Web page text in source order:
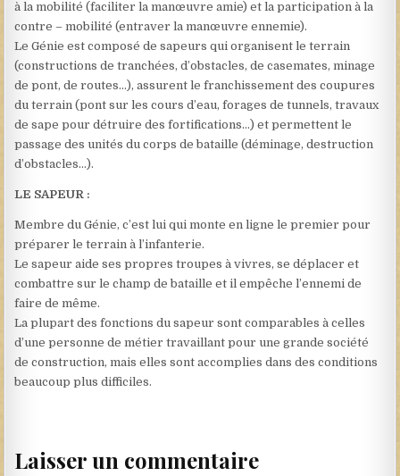
à la mobilité (faciliter la manœuvre amie) et la participation à la
contre – mobilité (entraver la manœuvre ennemie).
Le Génie est composé de sapeurs qui organisent le terrain
(constructions de tranchées, d’obstacles, de casemates, minage
de pont, de routes…), assurent le franchissement des coupures
du terrain (pont sur les cours d’eau, forages de tunnels, travaux
de sape pour détruire des fortifications…) et permettent le
passage des unités du corps de bataille (déminage, destruction
d’obstacles…).
LE SAPEUR :
Membre du Génie, c’est lui qui monte en ligne le premier pour
préparer le terrain à l’infanterie.
Le sapeur aide ses propres troupes à vivres, se déplacer et
combattre sur le champ de bataille et il empêche l’ennemi de
faire de même.
La plupart des fonctions du sapeur sont comparables à celles
d’une personne de métier travaillant pour une grande société
de construction, mais elles sont accomplies dans des conditions
beaucoup plus difficiles.
Laisser un commentaire